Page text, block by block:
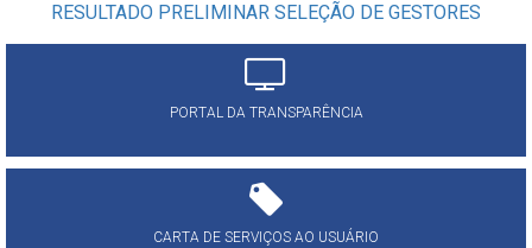
RESULTADO PRELIMINAR SELEÇÃO DE GESTORES
PORTAL DA TRANSPARÊNCIA
CARTA DE SERVIÇOS AO USUÁRIO